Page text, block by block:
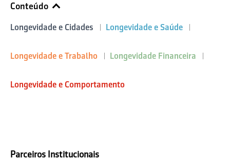
Conteúdo
Longevidade e Cidades Longevidade e Saúde
Longevidade e Trabalho Longevidade Financeira
Longevidade e Comportamento
Parceiros Institucionais